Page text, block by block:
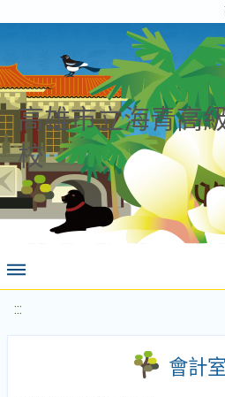
高雄市立海青高
校
:::
會計室